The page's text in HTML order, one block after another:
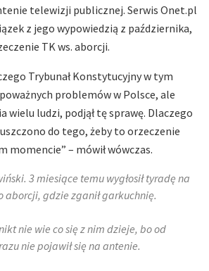
telewizji publicznej. Serwis Onet.pl
z jego wypowiedzią z października,
TK ws. aborcji.
Trybunał Konstytucyjny w tym
problemów w Polsce, ale
wielu ludzi, podjął tę sprawę. Dlaczego
do tego, żeby to orzeczenie
momencie” – mówił wówczas.
3 miesiące temu wygłosił tyradę na
aborcji, gdzie zganił garkuchnię.
nie wie co się z nim dzieje, bo od
nie pojawił się na antenie.